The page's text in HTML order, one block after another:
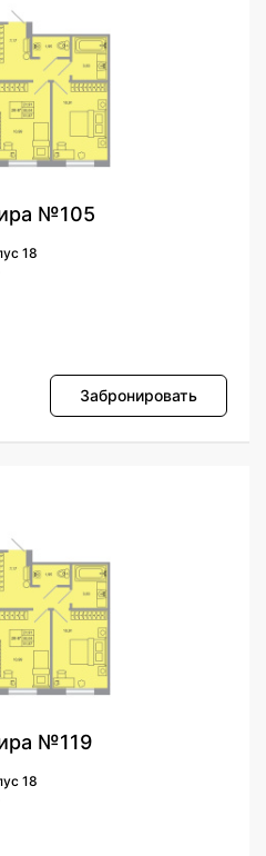
№105
18
Забронировать
№119
18